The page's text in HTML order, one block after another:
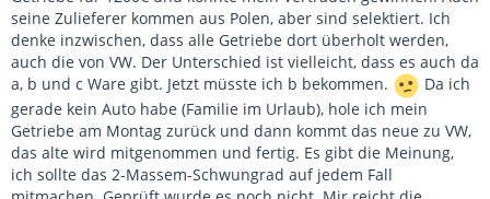
seine Zulieferer kommen aus Polen, aber sind selektiert. Ich
denke inzwischen, dass alle Getriebe dort überholt werden,
auch die von VW. Der Unterschied ist vielleicht, dass es auch da
a, b und c Ware gibt. Jetzt müsste ich b bekommen.
Da ich
gerade kein Auto habe (Familie im Urlaub), hole ich mein
Getriebe am Montag zurück und dann kommt das neue zu VW,
das alte wird mitgenommen und fertig. Es gibt die Meinung,
ich sollte das 2-Massem-Schwungrad auf jedem Fall